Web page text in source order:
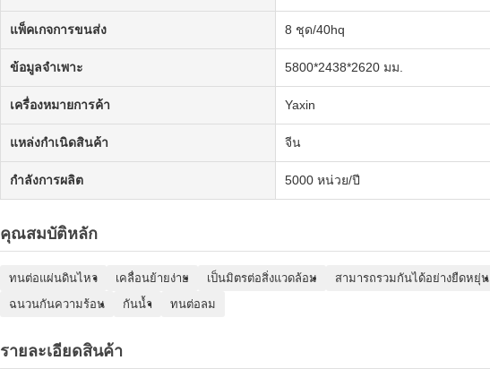
แพ็คเกจการขนส่ง 8 ชุด/40hq
ข้อมูลจำเพาะ 5800*2438*2620 มม.
เครื่องหมายการค้า Yaxin
แหล่งกำเนิดสินค้า จีน
กำลังการผลิต 5000 หน่วย/ปี
คุณสมบัติหลัก
ทนต่อแผ่นดินไหว เคลื่อนย้ายง่าย เป็นมิตรต่อสิ่งแวดล้อม สามารถรวมกันได้อย่างยืดหยุ่น
ฉนวนกันความร้อน
กันน้ำ ทนต่อลม
รายละเอียดสินค้า